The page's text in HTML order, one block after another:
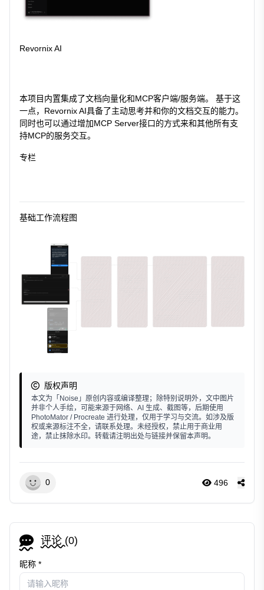
Revornix AI
本项目内置集成了文档向量化和MCP客户端/服务端。 基于这
一点，Revornix AI具备了主动思考并和你的文档交互的能力。
同时也可以通过增加MCP Server接口的方式来和其他所有支
持MCP的服务交互。
专栏
基础工作流程图
版权声明
本文为「Noise」原创内容或编译整理；除特别说明外，文中图片
并非个人手绘，可能来源于网络、AI 生成、截图等，后期使用
PhotoMator / Procreate 进行处理，仅用于学习与交流。如涉及版
权或来源标注不全，请联系处理。未经授权，禁止用于商业用
途，禁止抹除水印。转载请注明出处与链接并保留本声明。
0 496
评论 (0)
昵称 *